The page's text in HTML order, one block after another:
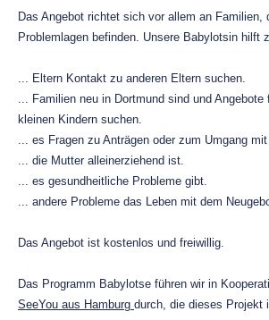
Das Angebot richtet sich vor allem an Familien,
Problemlagen befinden. Unsere Babylotsin
... Eltern Kontakt zu anderen Eltern suchen.
... Familien neu in Dortmund sind und Angebote
kleinen Kindern suchen.
... es Fragen zu Anträgen oder zum Umgang
... die Mutter alleinerziehend ist.
... es gesundheitliche Probleme gibt.
... andere Probleme das Leben mit dem
Das Angebot ist kostenlos und freiwillig.
Das Programm Babylotse führen wir in
SeeYou aus Hamburg durch, die dieses Projekt